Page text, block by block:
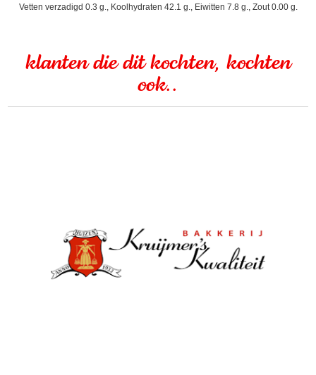
Vetten verzadigd 0.3 g., Koolhydraten 42.1 g., Eiwitten 7.8 g., Zout 0.00 g.
klanten die dit kochten, kochten
ook..